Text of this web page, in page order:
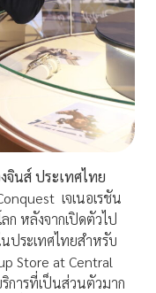
นส์ ประเทศไทย
เจเนอเรชัน
ก หลังจากเปิดตัวไป
ประเทศไทยสำหรับ
Store at Central
ารที่เป็นส่วนตัวมาก